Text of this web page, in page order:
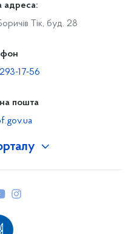
адреса:
Тік, буд. 28
17-56
пошта